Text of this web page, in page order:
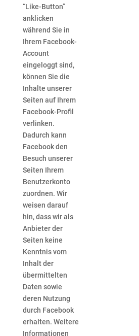
“Like-Button”
anklicken
während Sie in
Ihrem Facebook-
Account
eingeloggt sind,
können Sie die
Inhalte unserer
Seiten auf Ihrem
Facebook-Profil
verlinken.
Dadurch kann
Facebook den
Besuch unserer
Seiten Ihrem
Benutzerkonto
zuordnen. Wir
weisen darauf
hin, dass wir als
Anbieter der
Seiten keine
Kenntnis vom
Inhalt der
übermittelten
Daten sowie
deren Nutzung
durch Facebook
erhalten. Weitere
Informationen